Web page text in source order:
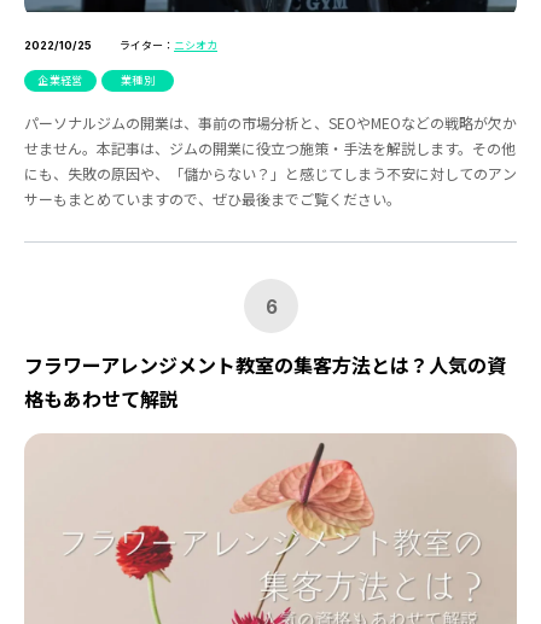
2022/10/25 ライター： ニシオカ
企業経営 業種別
パーソナルジムの開業は、事前の市場分析と、SEOやMEOなどの戦略が欠か
せません。本記事は、ジムの開業に役立つ施策・手法を解説します。その他
にも、失敗の原因や、「儲からない？」と感じてしまう不安に対してのアン
サーもまとめていますので、ぜひ最後までご覧ください。
6
フラワーアレンジメント教室の集客方法とは？人気の資
格もあわせて解説